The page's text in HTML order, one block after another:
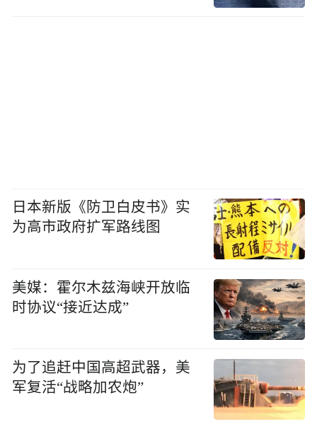
日本新版《防卫白皮书》实
为高市政府扩军路线图
美媒：霍尔木兹海峡开放临
时协议“接近达成”
为了追赶中国高超武器，美
军复活“战略加农炮”